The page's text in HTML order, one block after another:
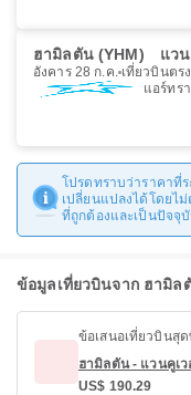
ฮามิลตัน (YHM) แวน
อังคาร 28 ก.ค. เที่ยวบินตรง
แอร์ทร
โปรดทราบว่าราคาที่
เปลี่ยนแปลงได้โดยไ
ที่ถูกต้องและเป็นปัจจุ
ข้อมูลเที่ยวบินจาก ฮามิล
ข้อเสนอเที่ยวบินสุ
ฮามิลตัน - แวนคูเว
US$ 190.29